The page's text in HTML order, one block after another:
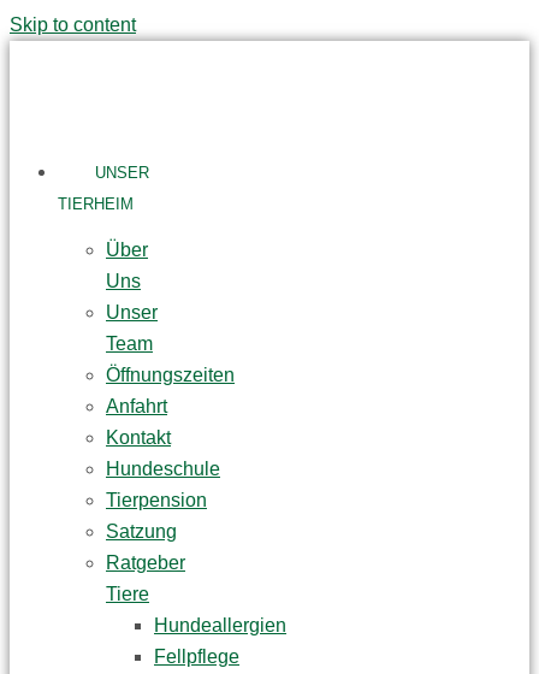
Skip to content
UNSER
TIERHEIM
Über
Uns
Unser
Team
Öffnungszeiten
Anfahrt
Kontakt
Hundeschule
Tierpension
Satzung
Ratgeber
Tiere
Hundeallergien
Fellpflege